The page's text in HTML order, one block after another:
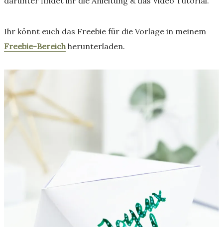
Ihr könnt euch das Freebie für die Vorlage in meinem
Freebie-Bereich herunterladen.